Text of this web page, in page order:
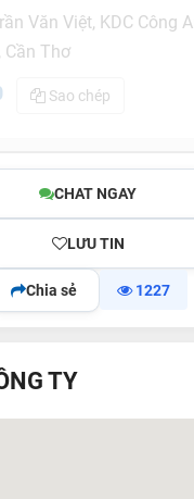
Văn Việt, KDC Công
Cần Thơ
Sao chép
CHAT NGAY
LƯU TIN
Chia sẻ 1227
TY